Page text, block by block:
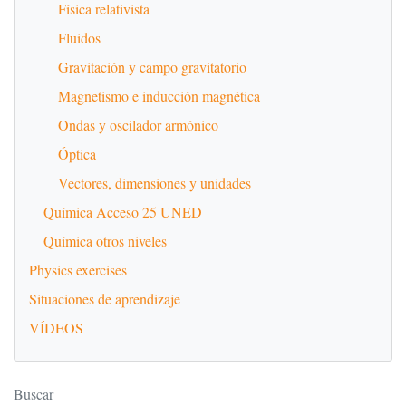
Física relativista
Fluidos
Gravitación y campo gravitatorio
Magnetismo e inducción magnética
Ondas y oscilador armónico
Óptica
Vectores, dimensiones y unidades
Química Acceso 25 UNED
Química otros niveles
Physics exercises
Situaciones de aprendizaje
VÍDEOS
Buscar